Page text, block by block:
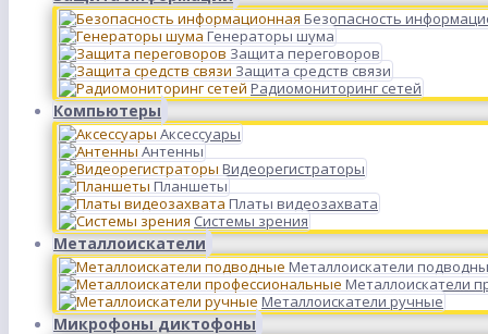
Безопасность
Генераторы шума
Защита переговоров
Защита средств связи
Радиомониторинг сетей
Компьютеры
Аксессуары
Антенны
Видеорегистраторы
Планшеты
Платы видеозахвата
Системы зрения
Металлоискатели
Металлоискатели
Металлоискатели
Металлоискатели ручные
Микрофоны диктофоны